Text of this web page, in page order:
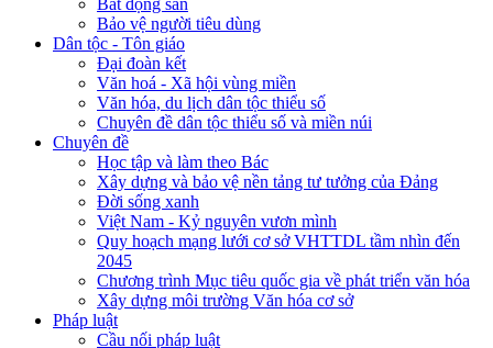
Bất động sản
Bảo vệ người tiêu dùng
Dân tộc - Tôn giáo
Đại đoàn kết
Văn hoá - Xã hội vùng miền
Văn hóa, du lịch dân tộc thiểu số
Chuyên đề dân tộc thiểu số và miền núi
Chuyên đề
Học tập và làm theo Bác
Xây dựng và bảo vệ nền tảng tư tưởng của Đảng
Đời sống xanh
Việt Nam - Kỷ nguyên vươn mình
Quy hoạch mạng lưới cơ sở VHTTDL tầm nhìn đến
2045
Chương trình Mục tiêu quốc gia về phát triển văn hóa
Xây dựng môi trường Văn hóa cơ sở
Pháp luật
Cầu nối pháp luật